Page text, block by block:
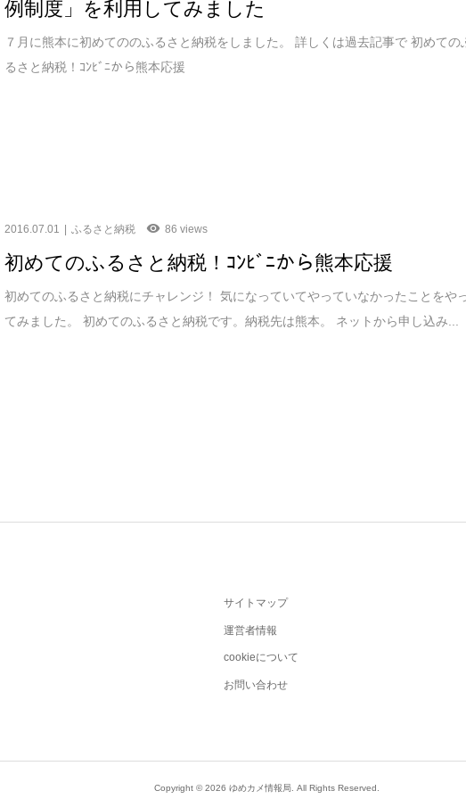
例制度」を利用してみました
７月に熊本に初めてののふるさと納税をしました。 詳しくは過去記事で 初めての
るさと納税！ｺﾝﾋﾞﾆから熊本応援
2016.07.01 ふるさと納税 86 views
初めてのふるさと納税！ｺﾝﾋﾞﾆから熊本応援
初めてのふるさと納税にチャレンジ！ 気になっていてやっていなかったことをや
てみました。 初めてのふるさと納税です。納税先は熊本。 ネットから申し込み...
サイトマップ
運営者情報
cookieについて
お問い合わせ
Copyright ©2026 ゆめカメ情報局. All Rights Reserved.